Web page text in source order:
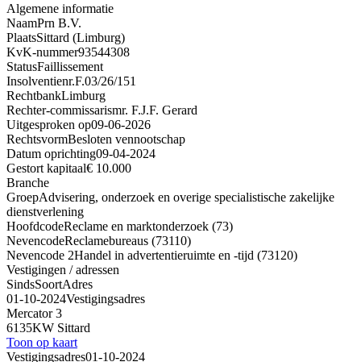
Algemene informatie
NaamPrn B.V.
PlaatsSittard (Limburg)
KvK-nummer93544308
StatusFaillissement
Insolventienr.F.03/26/151
RechtbankLimburg
Rechter-commissarismr. F.J.F. Gerard
Uitgesproken op09-06-2026
RechtsvormBesloten vennootschap
Datum oprichting09-04-2024
Gestort kapitaal€ 10.000
Branche
GroepAdvisering, onderzoek en overige specialistische zakelijke
dienstverlening
HoofdcodeReclame en marktonderzoek (73)
NevencodeReclamebureaus (73110)
Nevencode 2Handel in advertentieruimte en -tijd (73120)
Vestigingen / adressen
SindsSoortAdres
01-10-2024Vestigingsadres
Mercator 3
6135KW Sittard
Toon op kaart
Vestigingsadres01-10-2024